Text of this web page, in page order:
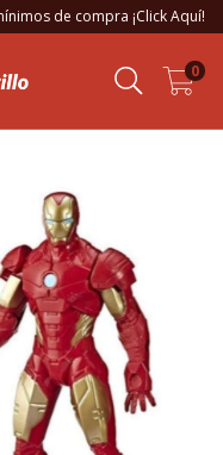
de compra ¡Click Aquí!
0